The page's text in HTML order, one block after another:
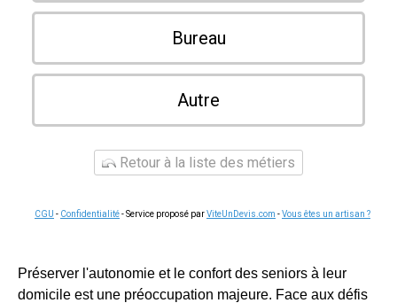
Bureau
Autre
Retour à la liste des métiers
CGU - Confidentialité- Service proposé parViteUnDevis.com -Vous êtes un artisan ?
Préserver l'autonomie et le confort des seniors à leur
domicile est une préoccupation majeure. Face aux défis